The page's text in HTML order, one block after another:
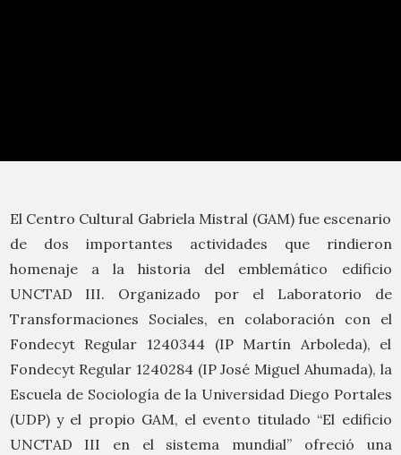
El Centro Cultural Gabriela Mistral (GAM) fue escenario
de dos importantes actividades que rindieron
homenaje a la historia del emblemático edificio
UNCTAD III. Organizado por el Laboratorio de
Transformaciones Sociales, en colaboración con el
Fondecyt Regular 1240344 (IP Martín Arboleda), el
Fondecyt Regular 1240284 (IP José Miguel Ahumada), la
Escuela de Sociología de la Universidad Diego Portales
(UDP) y el propio GAM, el evento titulado “El edificio
UNCTAD III en el sistema mundial” ofreció una